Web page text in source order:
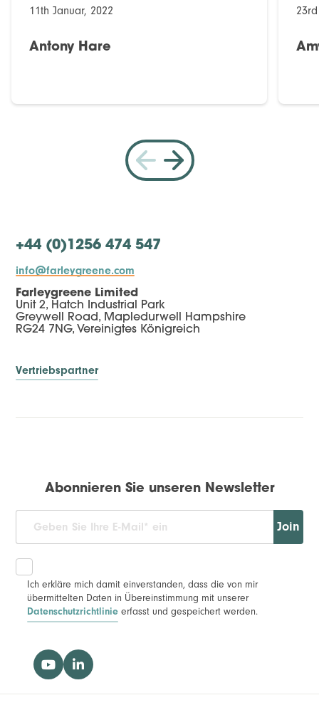
11th Januar, 2022
Antony Hare
+44 (0)1256 474 547
info@farleygreene.com
Farleygreene Limited
Unit 2, Hatch Industrial Park
Greywell Road, Mapledurwell Hampshire
RG24 7NG, Vereinigtes Königreich
Vertriebspartner
Abonnieren Sie unseren Newsletter
Join
Ich erkläre mich damit einverstanden, dass die von mir
übermittelten Daten in Übereinstimmung mit unserer
Datenschutzrichtlinie erfasst und gespeichert werden.